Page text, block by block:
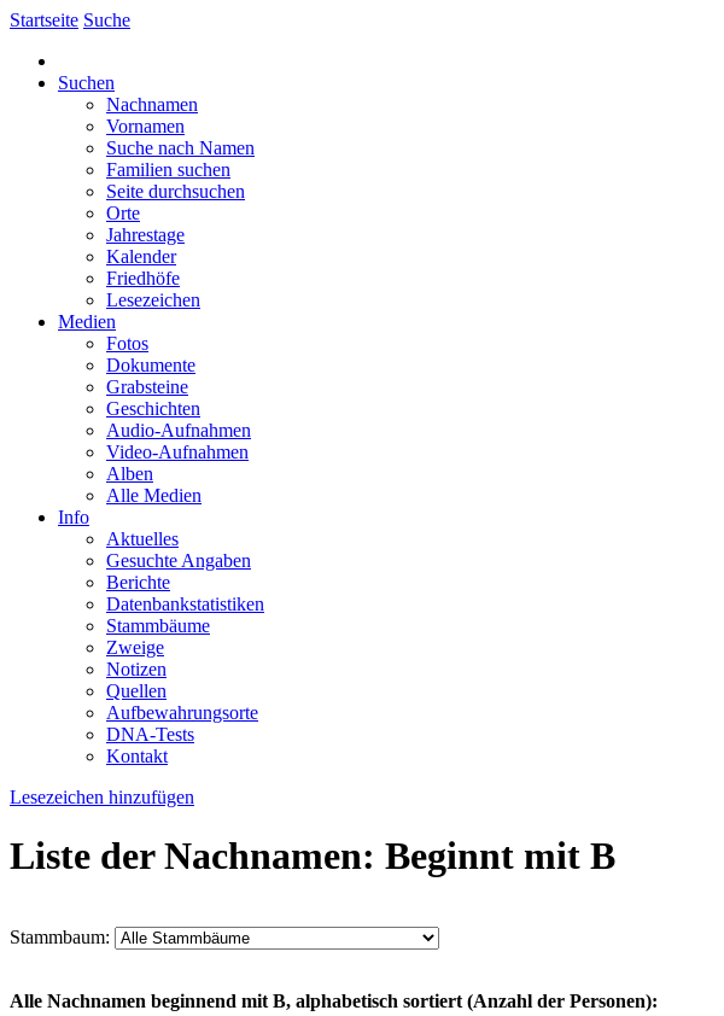
Startseite Suche
Suchen
Nachnamen
Vornamen
Suche nach Namen
Familien suchen
Seite durchsuchen
Orte
Jahrestage
Kalender
Friedhöfe
Lesezeichen
Medien
Fotos
Dokumente
Grabsteine
Geschichten
Audio-Aufnahmen
Video-Aufnahmen
Alben
Alle Medien
Info
Aktuelles
Gesuchte Angaben
Berichte
Datenbankstatistiken
Stammbäume
Zweige
Notizen
Quellen
Aufbewahrungsorte
DNA-Tests
Kontakt
Lesezeichen hinzufügen
Liste der Nachnamen: Beginnt mit B
Stammbaum:
Alle Nachnamen beginnend mit B, alphabetisch sortiert (Anzahl der Personen):